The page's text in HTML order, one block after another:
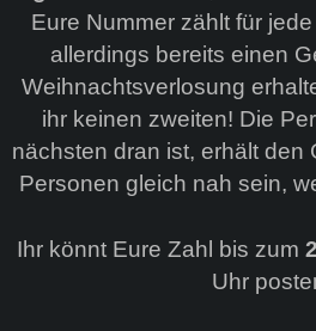
Eure Nummer zählt für
allerdings bereits einen
Weihnachtsverlosung
ihr keinen zweiten! Die
nächsten dran ist, erhält den
Personen gleich nah sein,
Ihr könnt Eure Zahl bis zum
Uhr